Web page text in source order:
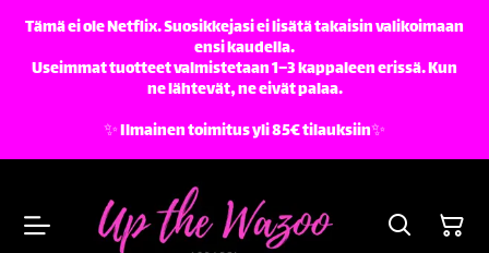
Tämä ei ole Netflix. Suosikkejasi ei lisätä takaisin valikoimaan
ensi kaudella.
Useimmat tuotteet valmistetaan 1–3 kappaleen erissä. Kun
ne lähtevät, ne eivät palaa.
✨️ Ilmainen toimitus yli 85€ tilauksiin✨️